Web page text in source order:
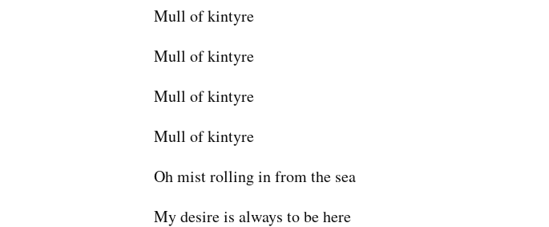
Mull of kintyre
Mull of kintyre
Mull of kintyre
Mull of kintyre
Oh mist rolling in from the sea
My desire is always to be here